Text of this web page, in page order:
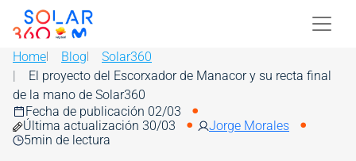
Skip to main content
Image
Home Blog
Solar360
El proyecto del Escorxador de Manacor y su recta final
de la mano de Solar360
Fecha de publicación 02/03
Última actualización 30/03
Jorge Morales
5min de lectura